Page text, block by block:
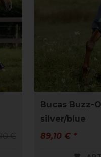
Bucas Buzz-
silver/blue
89,10 € *